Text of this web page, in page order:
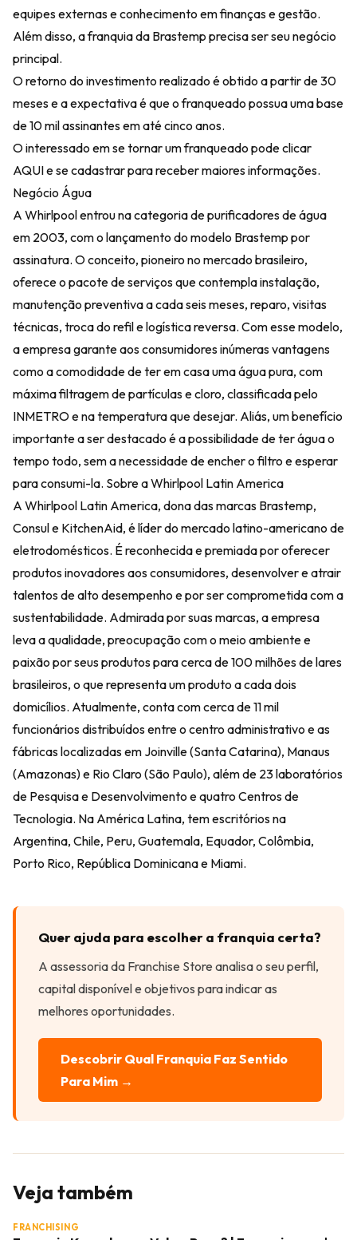
equipes externas e conhecimento em finanças e gestão.
Além disso, a franquia da Brastemp precisa ser seu negócio
principal.
O retorno do investimento realizado é obtido a partir de 30
meses e a expectativa é que o franqueado possua uma base
de 10 mil assinantes em até cinco anos.
O interessado em se tornar um franqueado pode clicar
AQUI e se cadastrar para receber maiores informações.
Negócio Água
A Whirlpool entrou na categoria de purificadores de água
em 2003, com o lançamento do modelo Brastemp por
assinatura. O conceito, pioneiro no mercado brasileiro,
oferece o pacote de serviços que contempla instalação,
manutenção preventiva a cada seis meses, reparo, visitas
técnicas, troca do refil e logística reversa. Com esse modelo,
a empresa garante aos consumidores inúmeras vantagens
como a comodidade de ter em casa uma água pura, com
máxima filtragem de partículas e cloro, classificada pelo
INMETRO e na temperatura que desejar. Aliás, um benefício
importante a ser destacado é a possibilidade de ter água o
tempo todo, sem a necessidade de encher o filtro e esperar
para consumi-la. Sobre a Whirlpool Latin America
A Whirlpool Latin America, dona das marcas Brastemp,
Consul e KitchenAid, é líder do mercado latino-americano de
eletrodomésticos. É reconhecida e premiada por oferecer
produtos inovadores aos consumidores, desenvolver e atrair
talentos de alto desempenho e por ser comprometida com a
sustentabilidade. Admirada por suas marcas, a empresa
leva a qualidade, preocupação com o meio ambiente e
paixão por seus produtos para cerca de 100 milhões de lares
brasileiros, o que representa um produto a cada dois
domicílios. Atualmente, conta com cerca de 11 mil
funcionários distribuídos entre o centro administrativo e as
fábricas localizadas em Joinville (Santa Catarina), Manaus
(Amazonas) e Rio Claro (São Paulo), além de 23 laboratórios
de Pesquisa e Desenvolvimento e quatro Centros de
Tecnologia. Na América Latina, tem escritórios na
Argentina, Chile, Peru, Guatemala, Equador, Colômbia,
Porto Rico, República Dominicana e Miami.
Quer ajuda para escolher a franquia certa?
A assessoria da Franchise Store analisa o seu perfil,
capital disponível e objetivos para indicar as
melhores oportunidades.
Descobrir Qual Franquia Faz Sentido
Para Mim →
Veja também
FRANCHISING